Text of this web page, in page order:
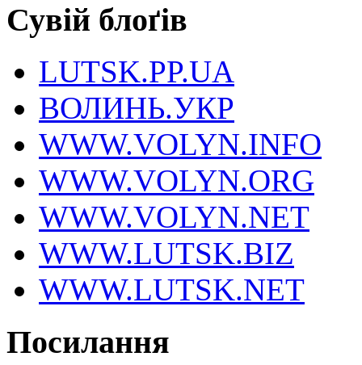
Сувій блоґів
LUTSK.PP.UA
ВОЛИНЬ.УКР
WWW.VOLYN.INFO
WWW.VOLYN.ORG
WWW.VOLYN.NET
WWW.LUTSK.BIZ
WWW.LUTSK.NET
Посилання